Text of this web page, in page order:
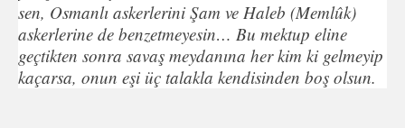
sen, Osmanlı askerlerini Şam ve Haleb (Memlûk)
askerlerine de benzetmeyesin… Bu mektup eline
geçtikten sonra savaş meydanına her kim ki gelmeyip
kaçarsa, onun eşi üç talakla kendisinden boş olsun.